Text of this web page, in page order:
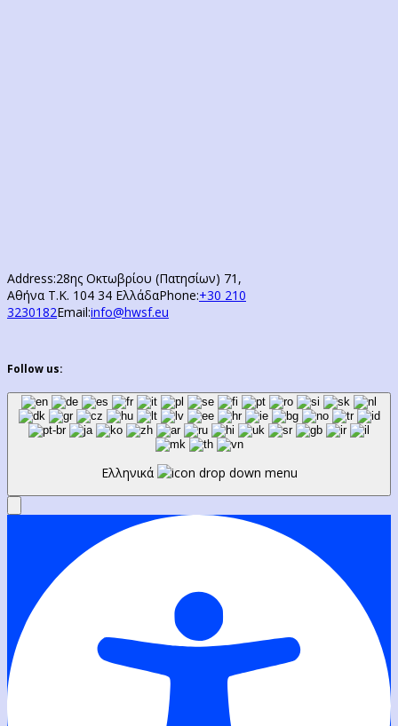
Address:28ης Οκτωβρίου (Πατησίων) 71,
Αθήνα Τ.Κ. 104 34 ΕλλάδαPhone:+30 210
3230182Email:info@hwsf.eu
Follow us:
Ελληνικά